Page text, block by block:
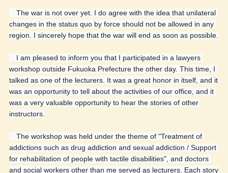
The war is not over yet. I do agree with the idea that unilateral
changes in the status quo by force should not be allowed in any
region. I sincerely hope that the war will end as soon as possible.
I am pleased to inform you that I participated in a lawyers
workshop outside Fukuoka Prefecture the other day. This time, I
talked as one of the lecturers. It was a great honor in itself, and it
was an opportunity to tell about the activities of our office, and it
was a very valuable opportunity to hear the stories of other
instructors.
The workshop was held under the theme of "Treatment of
addictions such as drug addiction and sexual addiction / Support
for rehabilitation of people with tactile disabilities", and doctors
and social workers other than me served as lecturers. Each story